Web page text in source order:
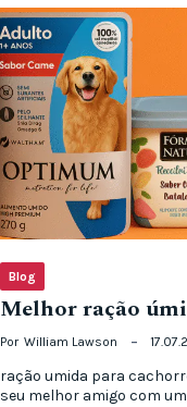
Blog
Melhor ração
Por William Lawson
ração umida para
seu melhor amigo com